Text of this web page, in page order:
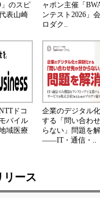
」のスピ
表山崎
ャポン主催「
ンテスト2026」
ロダク..
ドコ
バイル
域医療
企業のデジタル
する「問い合わ
らない」問題を
――IT・通信・..
リース